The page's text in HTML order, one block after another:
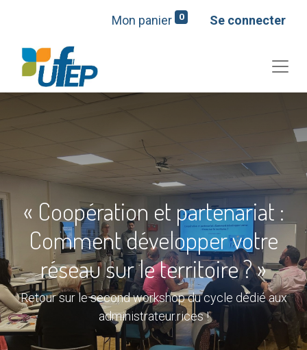
Mon panier 0 Se connecter
« Coopération et partenariat :
Comment développer votre
réseau sur le territoire ? »
Retour sur le second workshop du cycle dédié aux
administrateur.rices !